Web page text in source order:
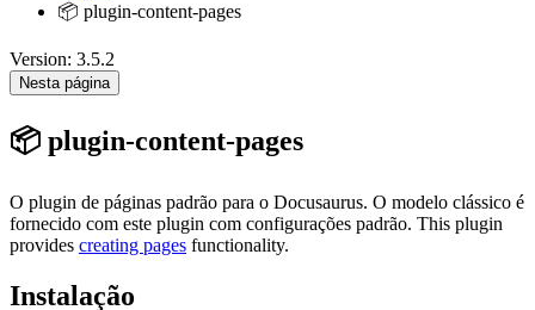
📦 plugin-content-pages
Version: 3.5.2
Nesta página
📦 plugin-content-pages
O plugin de páginas padrão para o Docusaurus. O modelo clássico é
fornecido com este plugin com configurações padrão. This plugin
provides creating pages functionality.
Instalação